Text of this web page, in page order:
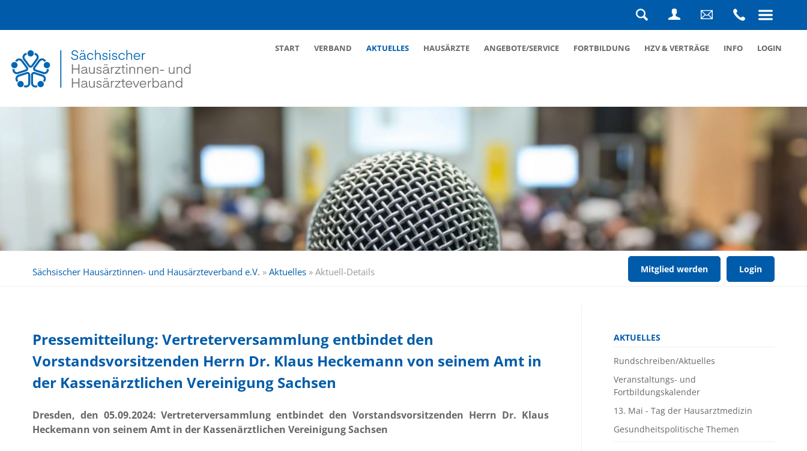
Navigation
überspringen
Sie
Sie
überspringen
START VERBAND AKTUELLES HAUSÄRZTE ANGEBOTE/SERVICE FORTBILDUNG HZV & VERTRÄGE INFO LOGIN
Sächsischer Hausärztinnen- und Hausärzteverband e.V. » Aktuelles» Aktuell-Details Login
Mitglied werden
Pressemitteilung: Vertreterversammlung entbindet den
Vorstandsvorsitzenden Herrn Dr. Klaus Heckemann von seinem Amt in
der Kassenärztlichen Vereinigung Sachsen
Dresden, den 05.09.2024: Vertreterversammlung entbindet den Vorstandsvorsitzenden Herrn Dr. Klaus
Heckemann von seinem Amt in der Kassenärztlichen Vereinigung Sachsen
Navigation
AKTUELLES
Rundschreiben/Aktuelles
Veranstaltungs- und
Fortbildungskalender
13. Mai - Tag der Hausarztmedizin
Gesundheitspolitische Themen